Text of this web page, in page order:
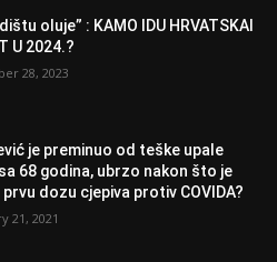
oluje” : KAMO IDU HRVATSKAI
U 2024.?
28, 2023
je preminuo od teške upale
68 godina, ubrzo nakon što je
dozu cjepiva protiv COVIDA?
21, 2021